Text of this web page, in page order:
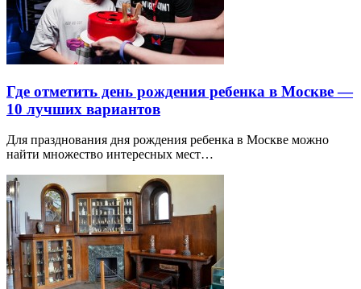
Где отметить день рождения ребенка в Москве —
10 лучших вариантов
Для празднования дня рождения ребенка в Москве можно
найти множество интересных мест…